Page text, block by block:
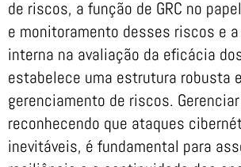
de riscos, a função de GRC no
e monitoramento desses riscos e
interna na avaliação da eficácia
estabelece uma estrutura robusta
gerenciamento de riscos.
reconhecendo que ataques
inevitáveis, é fundamental para